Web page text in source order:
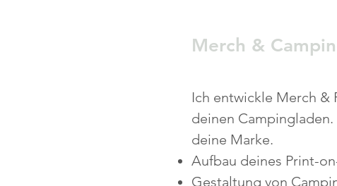
Merch &
Ich entwickle Merch
deinen
deine Marke.
Aufbau deines Print-
Gestaltung von